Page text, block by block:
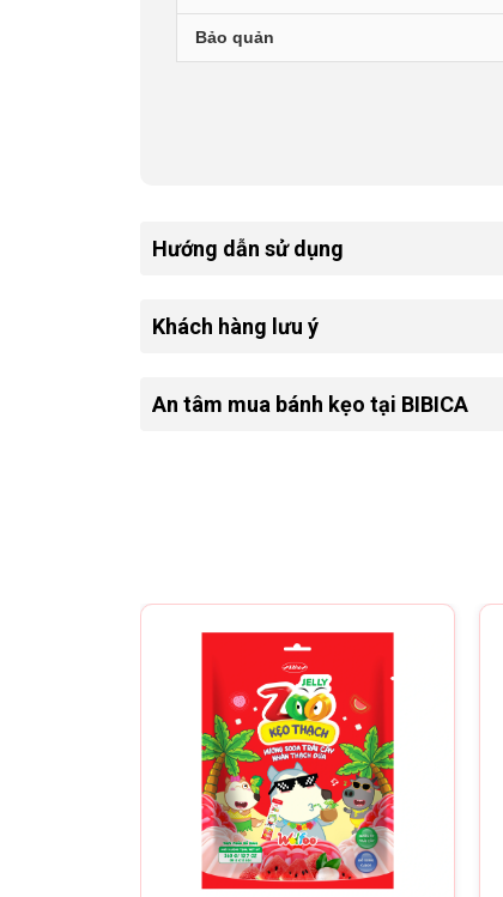
Bảo quản
Kẹo dẻo Zoo Dưa Hấu với cấu trúc 2
cùng độ dẻo dai đặc trưng của dòng
Hướng dẫn sử dụng
Khách hàng lưu ý
An tâm mua bánh kẹo tại BIBICA